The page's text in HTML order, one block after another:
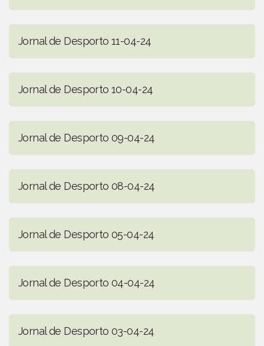
Jornal de Desporto 11-04-24
Jornal de Desporto 10-04-24
Jornal de Desporto 09-04-24
Jornal de Desporto 08-04-24
Jornal de Desporto 05-04-24
Jornal de Desporto 04-04-24
Jornal de Desporto 03-04-24